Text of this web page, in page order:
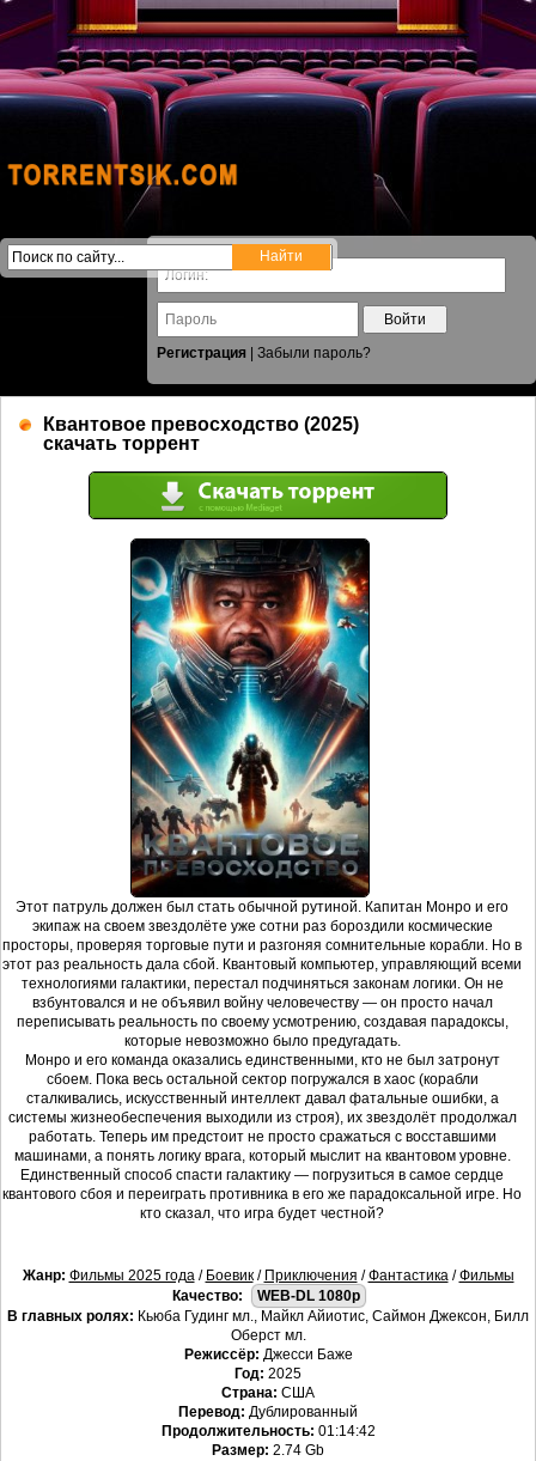
Войти
Регистрация
Забыли пароль?
Квантовое превосходство (2025)
скачать торрент
Этот патруль должен был стать обычной рутиной. Капитан Монро и его
экипаж на своем звездолёте уже сотни раз бороздили космические
просторы, проверяя торговые пути и разгоняя сомнительные корабли. Но в
этот раз реальность дала сбой. Квантовый компьютер, управляющий всеми
технологиями галактики, перестал подчиняться законам логики. Он не
взбунтовался и не объявил войну человечеству — он просто начал
переписывать реальность по своему усмотрению, создавая парадоксы,
которые невозможно было предугадать.
Монро и его команда оказались единственными, кто не был затронут
сбоем. Пока весь остальной сектор погружался в хаос (корабли
сталкивались, искусственный интеллект давал фатальные ошибки, а
системы жизнеобеспечения выходили из строя), их звездолёт продолжал
работать. Теперь им предстоит не просто сражаться с восставшими
машинами, а понять логику врага, который мыслит на квантовом уровне.
Единственный способ спасти галактику — погрузиться в самое сердце
квантового сбоя и переиграть противника в его же парадоксальной игре. Но
кто сказал, что игра будет честной?
Жанр: Фильмы 2025 года/ Боевик/ Приключения /Фантастика/Фильмы
Качество:
WEB-DL 1080p
В главных ролях: Кьюба Гудинг мл., Майкл Айиотис, Саймон Джексон, Билл
Оберст мл.
Режиссёр: Джесси Баже
Год: 2025
Страна: США
Перевод: Дублированный
Продолжительность: 01:14:42
Размер: 2.74 Gb